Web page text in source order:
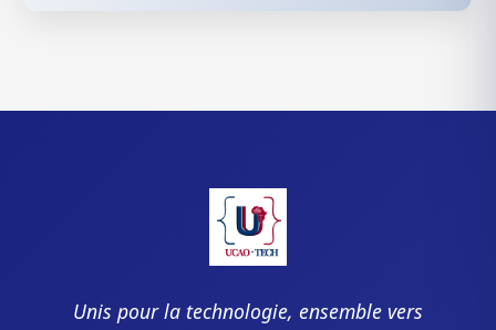
Unis pour la technologie, ensemble vers